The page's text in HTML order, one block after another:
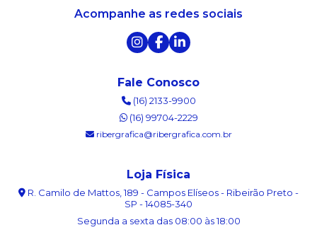
Acompanhe as redes sociais
Fale Conosco
(16) 2133-9900
(16) 99704-2229
ribergrafica@ribergrafica.com.br
Loja Física
R. Camilo de Mattos, 189 - Campos Elíseos - Ribeirão Preto -
SP - 14085-340
Segunda a sexta das 08:00 às 18:00